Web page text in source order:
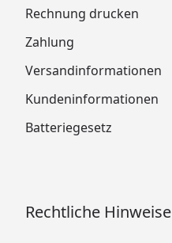
Rechnung drucken
Zahlung
Versandinformationen
Kundeninformationen
Batteriegesetz
Rechtliche Hinweise